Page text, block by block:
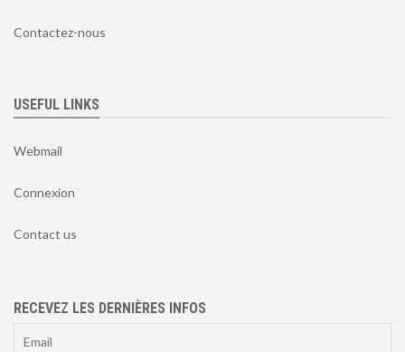
Contactez-nous
USEFUL LINKS
Webmail
Connexion
Contact us
RECEVEZ LES DERNIÈRES INFOS